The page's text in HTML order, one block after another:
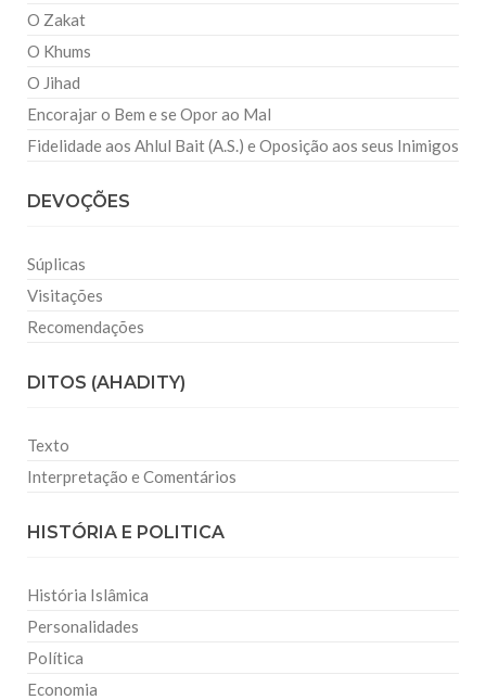
O Zakat
O Khums
O Jihad
Encorajar o Bem e se Opor ao Mal
Fidelidade aos Ahlul Bait (A.S.) e Oposição aos seus Inimigos
DEVOÇÕES
Súplicas
Visitações
Recomendações
DITOS (AHADITY)
Texto
Interpretação e Comentários
HISTÓRIA E POLITICA
História Islâmica
Personalidades
Política
Economia